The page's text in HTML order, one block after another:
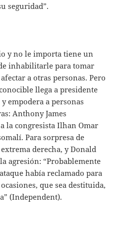
seguridad”.
y no le importa tiene un
inhabilitarle para tomar
a otras personas. Pero
llega a presidente
empodera a personas
Anthony James
la congresista Ilhan Omar
Para sorpresa de
derecha, y Donald
agresión: “Probablemente
había reclamado para
que sea destituida,
(Independent).